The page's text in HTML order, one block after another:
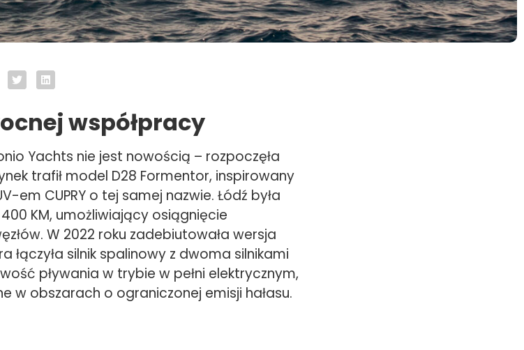
współpracy
Yachts nie jest nowością – rozpoczęła
trafił model D28 Formentor, inspirowany
em CUPRY o tej samej nazwie. Łódź była
KM, umożliwiający osiągnięcie
W 2022 roku zadebiutowała wersja
łączyła silnik spalinowy z dwoma silnikami
pływania w trybie w pełni elektrycznym,
w obszarach o ograniczonej emisji hałasu.